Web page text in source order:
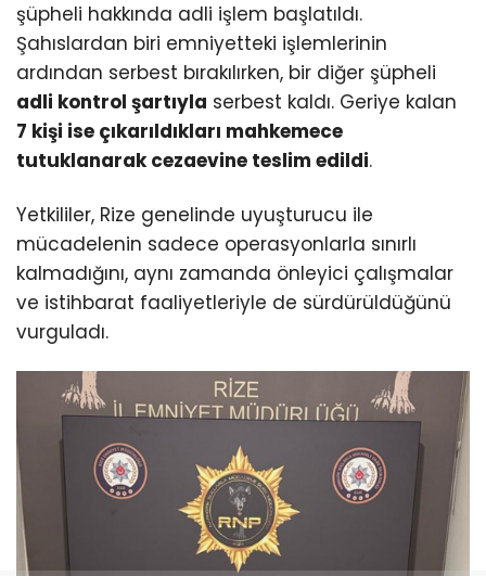
şüpheli hakkında adli işlem başlatıldı.
Şahıslardan biri emniyetteki işlemlerinin
ardından serbest bırakılırken, bir diğer şüpheli
adli kontrol şartıyla serbest kaldı. Geriye kalan
7 kişi ise çıkarıldıkları mahkemece
tutuklanarak cezaevine teslim edildi.
Yetkililer, Rize genelinde uyuşturucu ile
mücadelenin sadece operasyonlarla sınırlı
kalmadığını, aynı zamanda önleyici çalışmalar
ve istihbarat faaliyetleriyle de sürdürüldüğünü
vurguladı.